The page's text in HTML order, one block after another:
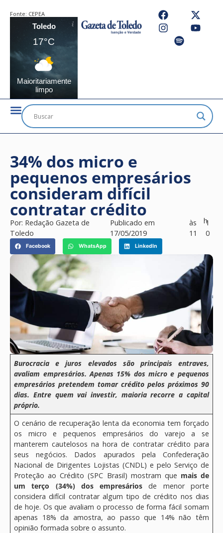
Fonte: CEPEA
Toledo
17°C
Maioritariamente
limpo
34% dos micro e
pequenos empresários
consideram difícil
contratar crédito
Por: Redação Gazeta de
Toledo
Publicado em
17/05/2019
às
11
h1
0
Facebook WhatsApp LinkedIn
Burocracia e juros elevados são principais entraves,
avaliam empresários. Apenas 15% dos micro e pequenos
empresários pretendem tomar crédito pelos próximos 90
dias. Entre quem vai investir, maioria recorre a capital
próprio.
O cenário de recuperação lenta da economia tem forçado
os micro e pequenos empresários do varejo a se
manterem cautelosos na hora de contratar crédito para
seus negócios. Dados apurados pela Confederação
Nacional de Dirigentes Lojistas (CNDL) e pelo Serviço de
Proteção ao Crédito (SPC Brasil) mostram que mais de
um terço (34%) dos empresários de menor porte
considera difícil contratar algum tipo de crédito nos dias
de hoje. Os que avaliam o processo de forma fácil somam
apenas 18% da amostra, ao passo que 14% não têm
opinião formada sobre o assunto.